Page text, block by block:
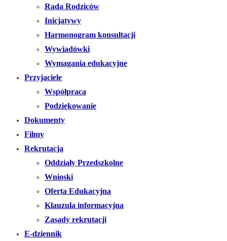
Rada Rodziców
Inicjatywy
Harmonogram konsultacji
Wywiadówki
Wymagania edukacyjne
Przyjaciele
Współpraca
Podziękowanie
Dokumenty
Filmy
Rekrutacja
Oddziały Przedszkolne
Wnioski
Oferta Edukacyjna
Klauzula informacyjna
Zasady rekrutacji
E-dziennik